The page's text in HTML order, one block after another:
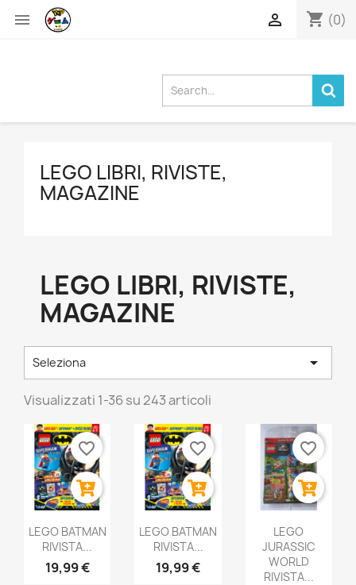
 shopping_cart (0)

LEGO LIBRI, RIVISTE,
MAGAZINE
LEGO LIBRI, RIVISTE,
MAGAZINE
Seleziona 
Visualizzati 1-36 su 243 articoli
LEGO BATMAN
RIVISTA...
19,99 €
favorite_border
LEGO BATMAN
RIVISTA...
19,99 €
favorite_border
LEGO
JURASSIC
WORLD
RIVISTA...
favorite_border